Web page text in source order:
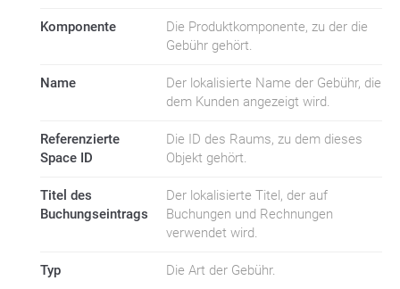
Komponente
Die Produktkomponente, zu der die
Gebühr gehört.
Name
Der lokalisierte Name der Gebühr, die
dem Kunden angezeigt wird.
Referenzierte
Space ID
Die ID des Raums, zu dem dieses
Objekt gehört.
Titel des
Buchungseintrags
Der lokalisierte Titel, der auf
Buchungen und Rechnungen
verwendet wird.
Typ Die Art der Gebühr.